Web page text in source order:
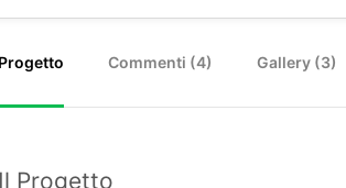
Progetto Commenti (4) Gallery (3)
Il Progetto